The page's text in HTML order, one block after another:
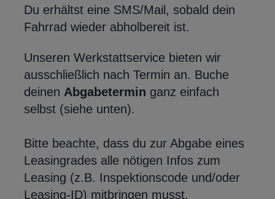
Du erhältst eine SMS/Mail, sobald dein
Fahrrad wieder abholbereit ist.
Unseren Werkstattservice bieten wir
ausschließlich nach Termin an. Buche
deinen Abgabetermin ganz einfach
selbst (siehe unten).
Bitte beachte, dass du zur Abgabe eines
Leasingrades alle nötigen Infos zum
Leasing (z.B. Inspektionscode und/oder
Leasing-ID) mitbringen musst.